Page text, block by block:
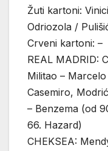
Žuti kartoni:
Odriozola /
Crveni kartoni: –
REAL MADRID:
Militao –
Casemiro,
– Benzema (od
66. Hazard)
CHEKSEA: